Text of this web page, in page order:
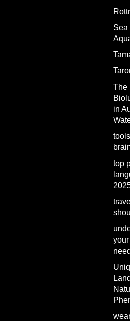
Sea
The
in
top
your